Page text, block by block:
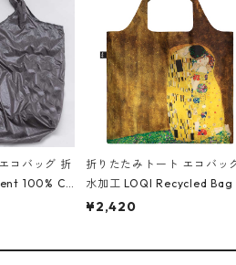
コバッグ 折
100% C
パーセン
折りたたみトート エコバッ
水加工 LOQI Recycled Bag
ーキー 大きめ トートバッグ
¥2,420